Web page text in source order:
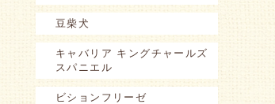
豆柴犬
キャバリア キングチャールズ
スパニエル
ビションフリーゼ